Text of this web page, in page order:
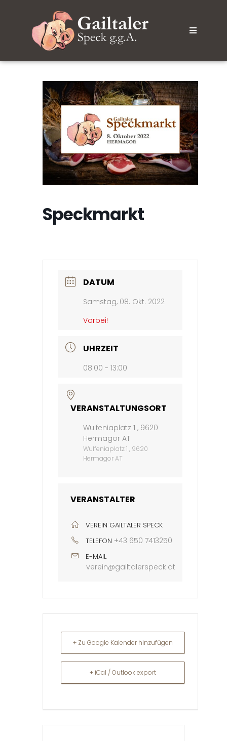
Speckmarkt
DATUM
Samstag, 08. Okt. 2022
Vorbei!
UHRZEIT
08:00 - 13:00
VERANSTALTUNGSORT
Wulfeniaplatz 1 , 9620
Hermagor AT
Wulfeniaplatz 1 , 9620
Hermagor AT
VERANSTALTER
VEREIN GAILTALER SPECK
TELEFON +43 650 7413250
E-MAIL
verein@gailtalerspeck.at
+ Zu Google Kalender hinzufügen
+ iCal / Outlook export